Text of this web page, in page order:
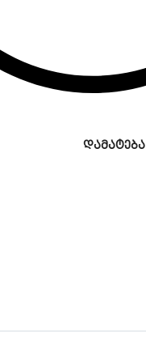
დამატება